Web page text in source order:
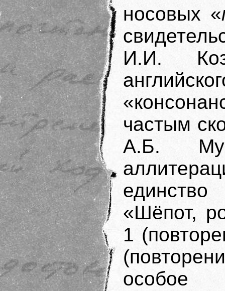
носовых «
И.И.
частым
А.Б.
«Шёпот,
1
особое